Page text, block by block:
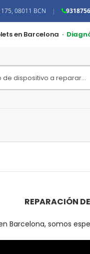
08011 BCN |
en Barcelona ·
REPARACIÓN
Barcelona, somos